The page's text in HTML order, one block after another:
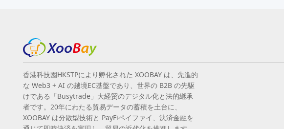
香港科技園HKSTPにより孵化された XOOBAY は、先進的
な Web3 + AI の越境EC基盤であり、世界の B2B の先駆
けである「Busytrade」大経贸のデジタル化と法的継承
者です。20年にわたる貿易データの蓄積を土台に、
XOOBAY は分散型技術と PayFiペイファイ、決済金融を